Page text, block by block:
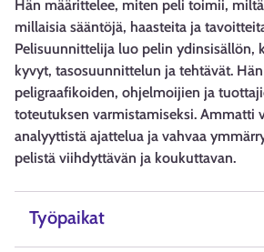
Hän määrittelee, miten peli toimii,
millaisia sääntöjä, haasteita ja
Pelisuunnittelija luo pelin ydinsisällön,
kyvyt, tasosuunnittelun ja tehtävät.
peligraafikoiden, ohjelmoijien ja
toteutuksen varmistamiseksi. Ammatti
analyyttistä ajattelua ja vahvaa
pelistä viihdyttävän ja koukuttavan.
Työpaikat